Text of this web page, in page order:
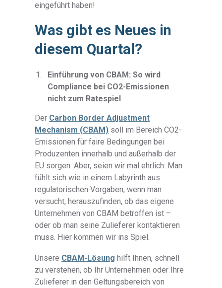
eingeführt haben!
Was gibt es Neues in
diesem Quartal?
Einführung von CBAM: So wird
Compliance bei CO2-Emissionen
nicht zum Ratespiel
Der Carbon Border Adjustment
Mechanism (CBAM) soll im Bereich CO2-
Emissionen für faire Bedingungen bei
Produzenten innerhalb und außerhalb der
EU sorgen. Aber, seien wir mal ehrlich: Man
fühlt sich wie in einem Labyrinth aus
regulatorischen Vorgaben, wenn man
versucht, herauszufinden, ob das eigene
Unternehmen von CBAM betroffen ist –
oder ob man seine Zulieferer kontaktieren
muss. Hier kommen wir ins Spiel.
Unsere CBAM-Lösung hilft Ihnen, schnell
zu verstehen, ob Ihr Unternehmen oder Ihre
Zulieferer in den Geltungsbereich von